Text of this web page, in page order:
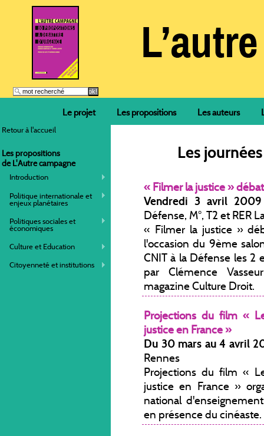
Le projet Les propositions Les auteurs
Retour à l'accueil
Les propositions
de L'Autre campagne
Introduction
Politique internationale et
enjeux planétaires
Politiques sociales et
économiques
Culture et Education
Citoyenneté et institutions
Les
« Filmer la justice »
Vendredi 3 avril 2009
Défense, M°, T2 et RER
« Filmer la justice »
l'occasion du 9ème
CNIT à la Défense les 2
par Clémence
magazine Culture Droit.
Projections du film «
justice en France »
Du 30 mars au 4 avril
Rennes
Projections du film «
justice en France »
national
en présence du